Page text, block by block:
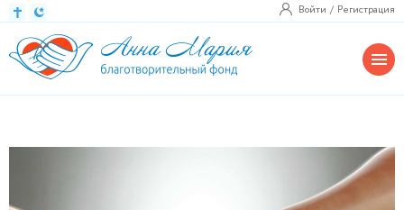
Войти Регистрация